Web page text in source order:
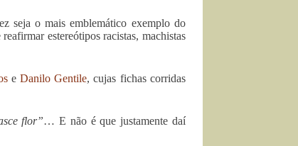
seja o mais emblemático exemplo do
estereótipos racistas, machistas
eDanilo Gentile, cujas fichas corridas
flor”… E não é que justamente daí